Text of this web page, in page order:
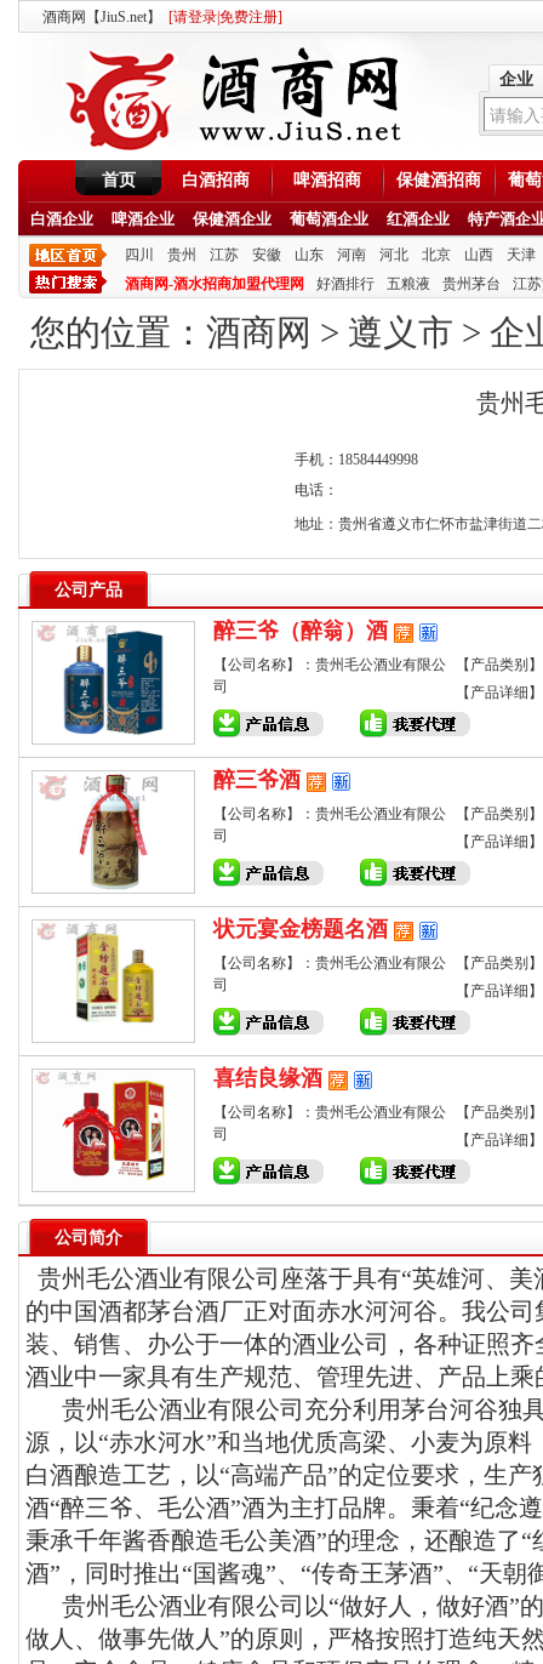
酒商网【JiuS.net】 [请登录免费注册]
企业
首页 白酒招商 啤酒招商 保健酒招商 葡
白酒企业 啤酒企业 保健酒企业 葡萄酒企业 红酒企业 特产酒企
四川 贵州 江苏 安徽 山东 河南 河北 北京 山西
天津
酒商网-酒水招商加盟代理网
好酒排行 五粮液 贵州茅台 江
您的位置： 酒商网 > 遵义市 > 企
贵州
手机：18584449998
电话：
地址：贵州省遵义市仁怀市盐津街道
公司产品
醉三爷（醉翁）酒
【公司名称】：贵州毛公酒业有限公
司
【产品类别
【产品详细
醉三爷酒
【公司名称】：贵州毛公酒业有限公
司
【产品类别
【产品详细
状元宴金榜题名酒
【公司名称】：贵州毛公酒业有限公
司
【产品类别
【产品详细
喜结良缘酒
【公司名称】：贵州毛公酒业有限公
司
【产品类别
【产品详细
公司简介
贵州毛公酒业有限公司座落于具有“英雄河、
的中国酒都茅台酒厂正对面赤水河河谷。我公
装、销售、办公于一体的酒业公司，各种证照
酒业中一家具有生产规范、管理先进、产品上乘
贵州毛公酒业有限公司充分利用茅台河谷独
源，以“赤水河水”和当地优质高梁、小麦为原
白酒酿造工艺，以“高端产品”的定位要求，生
酒“醉三爷、毛公酒”酒为主打品牌。秉着“纪念
秉承千年酱香酿造毛公美酒”的理念，还酿造了
酒”，同时推出“国酱魂”、“传奇王茅酒”、“天朝
贵州毛公酒业有限公司以“做好人，做好酒”
做人、做事先做人”的原则，严格按照打造纯天